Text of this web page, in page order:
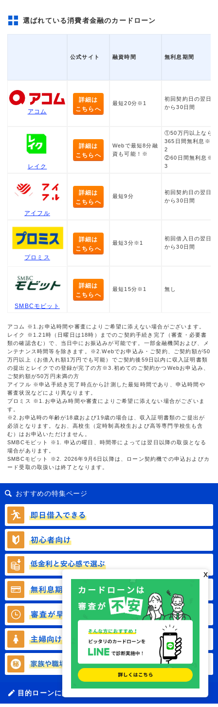
選ばれている消費者金融のカードローン
公式サイト 融資時間 無利息期間
アコム
詳細は
こちらへ
最短20分※1
初回契約日の翌日
から30日間
レイク
詳細は
こちらへ
Webで最短8分融
資も可能！※
①50万円以上なら
365日間無利息※
2
②60日間無利息※
3
アイフル
詳細は
こちらへ
最短9分
初回契約日の翌日
から30日間
プロミス
詳細は
こちらへ
最短3分※1
初回借入日の翌日
から30日間
SMBCモビット
詳細は
こちらへ
最短15分※1 無し
アコム ※1.お申込時間や審査によりご希望に添えない場合がございます。
レイク ※1.21時（日曜日は18時）までのご契約手続き完了（審査・必要書
類の確認含む）で、当日中にお振込みが可能です。一部金融機関および、メ
ンテナンス時間等を除きます。※2.Webでお申込み・ご契約、ご契約額が50
万円以上（お借入れ額1万円でも可能）でご契約後59日以内に収入証明書類
の提出とレイクでの登録が完了の方※3.初めてのご契約かつWebお申込み、
ご契約額が50万円未満の方
アイフル ※申込手続き完了時点から計測した最短時間であり、申込時間や
審査状況などにより異なります。
プロミス ※1.お申込み時間や審査によりご希望に添えない場合がございま
す。
※2.お申込時の年齢が18歳および19歳の場合は、収入証明書類のご提出が
必須となります。なお、高校生（定時制高校生および高等専門学校生も含
む）はお申込いただけません。
SMBCモビット ※1. 申込の曜日、時間帯によっては翌日以降の取扱となる
場合があります。
SMBCモビット ※2. 2026年9月6日以降は、ローン契約機での申込およびカ
ード受取の取扱いは終了となります。
おすすめの特集ページ
目的ローンに関する記事一覧
X